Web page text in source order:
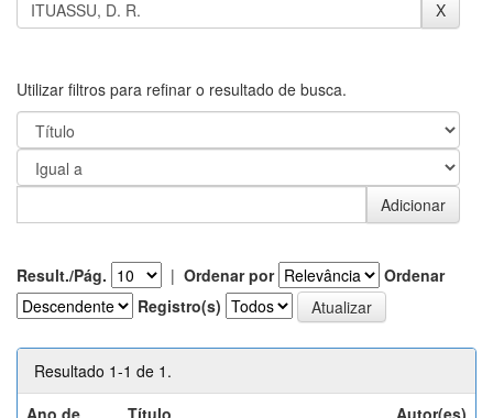
Utilizar filtros para refinar o resultado de busca.
Result./Pág. | Ordenar por
Ordenar
Registro(s)
Resultado 1-1 de 1.
Ano de
Título Autor(es)